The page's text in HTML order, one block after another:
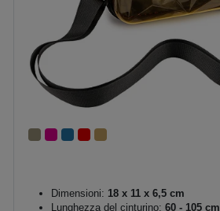
Dimensioni: 18 x 11 x 6,5 cm
Lunghezza del cinturino: 60 - 105 cm